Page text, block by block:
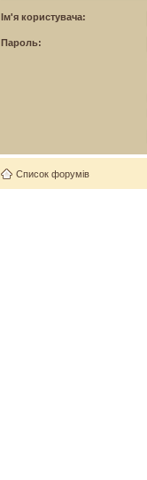
Ім'я користувача:
Пароль:
Список форумів